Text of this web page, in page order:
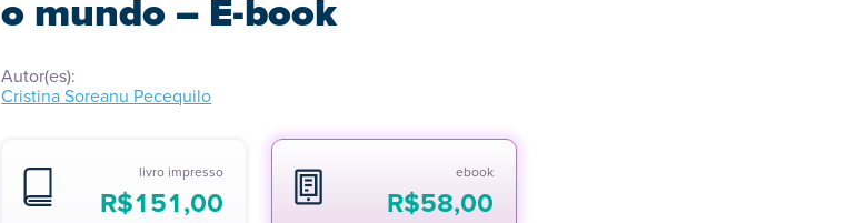
Autor(es):
Cristina Soreanu Pecequilo
livro impresso
R$151,00
ebook
R$58,00